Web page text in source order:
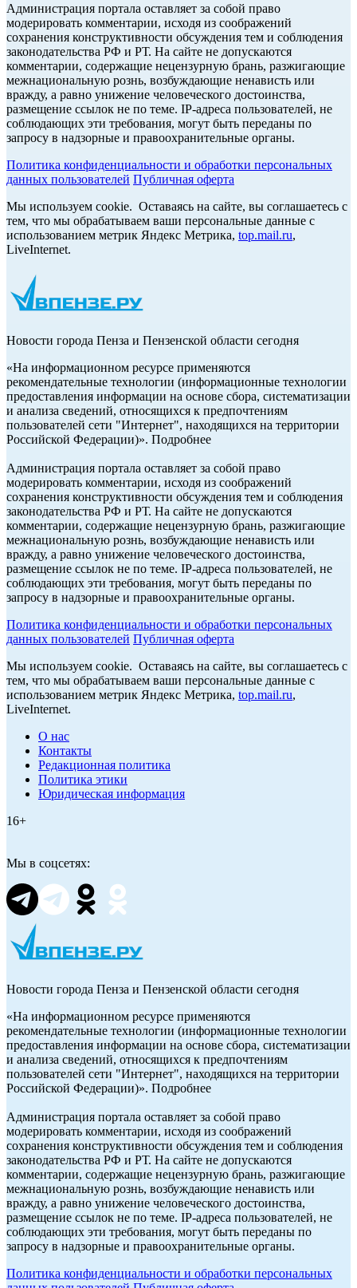
Администрация портала оставляет за собой право
модерировать комментарии, исходя из соображений
сохранения конструктивности обсуждения тем и соблюдения
законодательства РФ и РТ. На сайте не допускаются
комментарии, содержащие нецензурную брань, разжигающие
межнациональную рознь, возбуждающие ненависть или
вражду, а равно унижение человеческого достоинства,
размещение ссылок не по теме. IP-адреса пользователей, не
соблюдающих эти требования, могут быть переданы по
запросу в надзорные и правоохранительные органы.
Политика конфиденциальности и обработки персональных
данных пользователей Публичная оферта
Мы используем cookie. Оставаясь на сайте, вы соглашаетесь с
тем, что мы обрабатываем ваши персональные данные с
использованием метрик Яндекс Метрика, top.mail.ru,
LiveInternet.
Новости города Пенза и Пензенской области сегодня
«На информационном ресурсе применяются
рекомендательные технологии (информационные технологии
предоставления информации на основе сбора, систематизации
и анализа сведений, относящихся к предпочтениям
пользователей сети "Интернет", находящихся на территории
Российской Федерации)». Подробнее
Администрация портала оставляет за собой право
модерировать комментарии, исходя из соображений
сохранения конструктивности обсуждения тем и соблюдения
законодательства РФ и РТ. На сайте не допускаются
комментарии, содержащие нецензурную брань, разжигающие
межнациональную рознь, возбуждающие ненависть или
вражду, а равно унижение человеческого достоинства,
размещение ссылок не по теме. IP-адреса пользователей, не
соблюдающих эти требования, могут быть переданы по
запросу в надзорные и правоохранительные органы.
Политика конфиденциальности и обработки персональных
данных пользователей Публичная оферта
Мы используем cookie. Оставаясь на сайте, вы соглашаетесь с
тем, что мы обрабатываем ваши персональные данные с
использованием метрик Яндекс Метрика, top.mail.ru,
LiveInternet.
О нас
Контакты
Редакционная политика
Политика этики
Юридическая информация
16+
Мы в соцсетях:
Новости города Пенза и Пензенской области сегодня
«На информационном ресурсе применяются
рекомендательные технологии (информационные технологии
предоставления информации на основе сбора, систематизации
и анализа сведений, относящихся к предпочтениям
пользователей сети "Интернет", находящихся на территории
Российской Федерации)». Подробнее
Администрация портала оставляет за собой право
модерировать комментарии, исходя из соображений
сохранения конструктивности обсуждения тем и соблюдения
законодательства РФ и РТ. На сайте не допускаются
комментарии, содержащие нецензурную брань, разжигающие
межнациональную рознь, возбуждающие ненависть или
вражду, а равно унижение человеческого достоинства,
размещение ссылок не по теме. IP-адреса пользователей, не
соблюдающих эти требования, могут быть переданы по
запросу в надзорные и правоохранительные органы.
Политика конфиденциальности и обработки персональных